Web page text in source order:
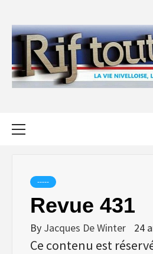
content
-----
Revue 431
By Jacques De Winter 24
Ce contenu est